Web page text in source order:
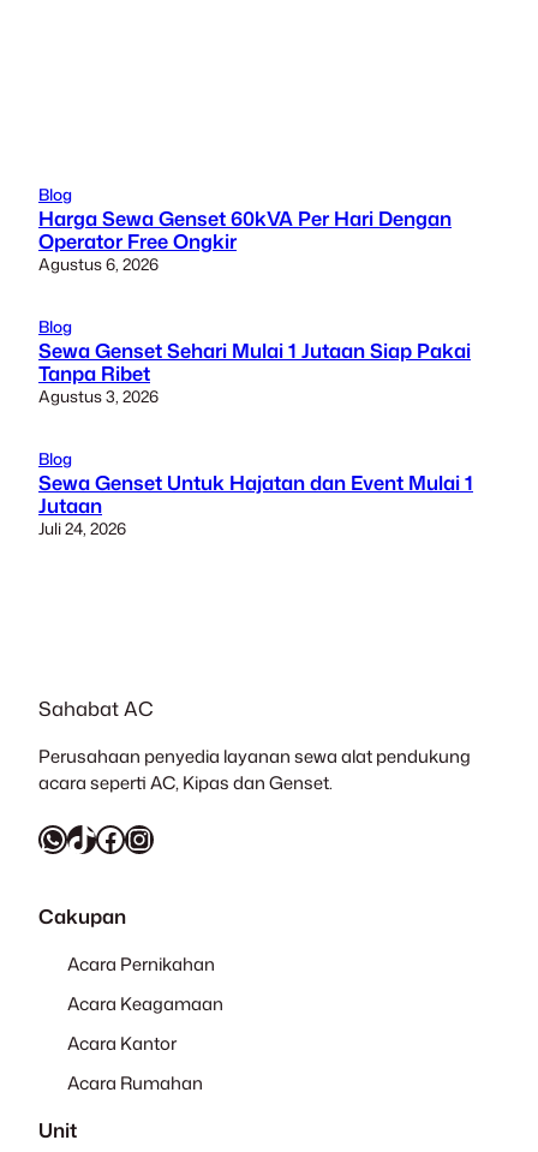
Blog
Harga Sewa Genset 60kVA Per Hari Dengan
Operator Free Ongkir
Agustus 6, 2026
Blog
Sewa Genset Sehari Mulai 1 Jutaan Siap Pakai
Tanpa Ribet
Agustus 3, 2026
Blog
Sewa Genset Untuk Hajatan dan Event Mulai 1
Jutaan
Juli 24, 2026
Sahabat AC
Perusahaan penyedia layanan sewa alat pendukung
acara seperti AC, Kipas dan Genset.
WhatsApp TikTok Facebook Instagram
Cakupan
Acara Pernikahan
Acara Keagamaan
Acara Kantor
Acara Rumahan
Unit